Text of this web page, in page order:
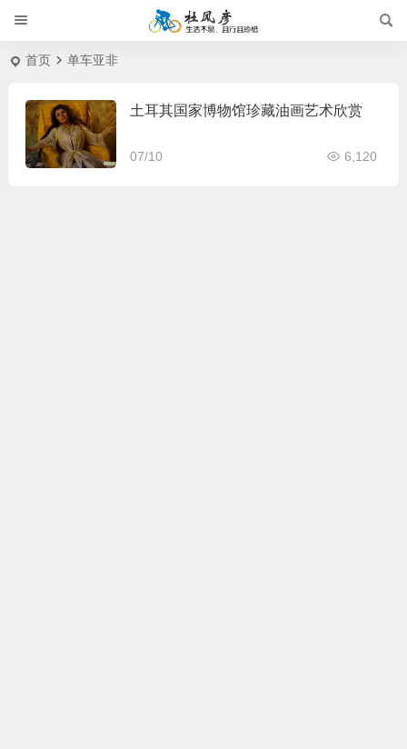
首页 单车亚非
土耳其国家博物馆珍藏油画艺术欣赏
07/10 6,120